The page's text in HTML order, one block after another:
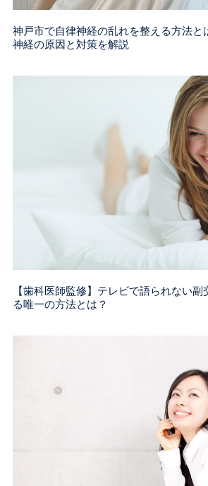
神戸市で自律神経の乱れを整える方法と
神経の原因と対策を解説
【歯科医師監修】テレビで語られない
る唯一の方法とは？